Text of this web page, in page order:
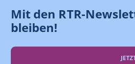
Mit den RTR-
bleiben!